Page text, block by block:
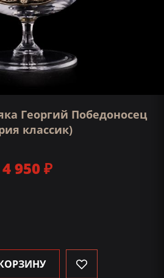
Георгий Победоносец
классик)
4 950 ₽